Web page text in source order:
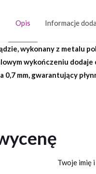
Opis Informacje
wykonany z
wykończeniu
mm, gwarantujący
Twoje imię